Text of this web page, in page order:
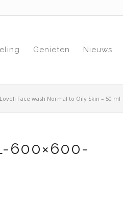
Genieten Nieuws
Loveli Face wash Normal to Oily Skin – 50 ml
600×600-